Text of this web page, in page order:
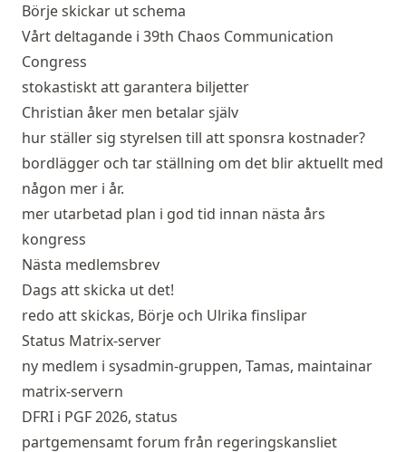
Börje skickar ut schema
Vårt deltagande i 39th Chaos Communication
Congress
stokastiskt att garantera biljetter
Christian åker men betalar själv
hur ställer sig styrelsen till att sponsra kostnader?
bordlägger och tar ställning om det blir aktuellt med
någon mer i år.
mer utarbetad plan i god tid innan nästa års
kongress
Nästa medlemsbrev
Dags att skicka ut det!
redo att skickas, Börje och Ulrika finslipar
Status Matrix-server
ny medlem i sysadmin-gruppen, Tamas, maintainar
matrix-servern
DFRI i PGF 2026, status
partgemensamt forum från regeringskansliet